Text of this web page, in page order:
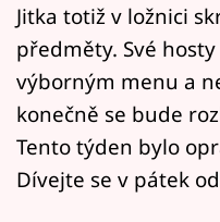
Mámy sobě
Přihlášení
Sledujte nás
Jitka totiž v ložnici
předměty. Své
výborným menu a
konečně se bude
Tento týden bylo
Dívejte se v pátek